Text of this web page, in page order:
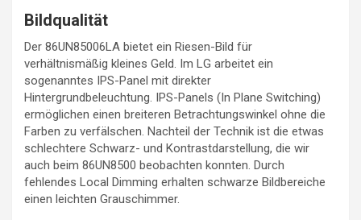
Bildqualität
Der 86UN85006LA bietet ein Riesen-Bild für
verhältnismäßig kleines Geld. Im LG arbeitet ein
sogenanntes IPS-Panel mit direkter
Hintergrundbeleuchtung. IPS-Panels (In Plane Switching)
ermöglichen einen breiteren Betrachtungswinkel ohne die
Farben zu verfälschen. Nachteil der Technik ist die etwas
schlechtere Schwarz- und Kontrastdarstellung, die wir
auch beim 86UN8500 beobachten konnten. Durch
fehlendes Local Dimming erhalten schwarze Bildbereiche
einen leichten Grauschimmer.